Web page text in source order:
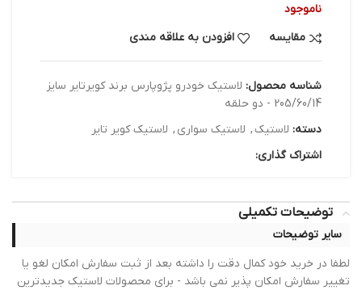
ناموجود
مقایسه
افزودن به علاقه مندی
شناسه محصول: لاستیک خودرو پژوپارس برند کویرتایر سایز
205/60/14 - دو حلقه
دسته: لاستیک, لاستیک سواری , لاستیک کویر تایر
اشتراک گذاری:
توضیحات تکمیلی
سایر توضیحات
لطفا در خرید خود کمال دقت را داشته بعد از ثبت سفارش امکان لغو یا
تغییر سفارش امکان پذیر نمی باشد - برای محصولات لاستیک جدیدترین